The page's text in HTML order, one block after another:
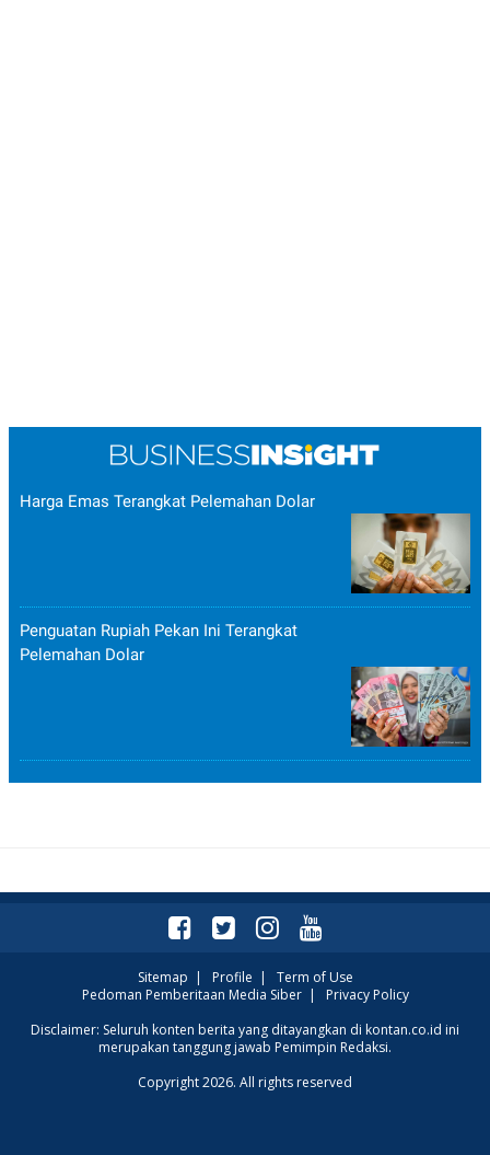
Harga Emas Terangkat Pelemahan Dolar
Penguatan Rupiah Pekan Ini Terangkat
Pelemahan Dolar
Sitemap | Profile | Term of Use
Pedoman Pemberitaan Media Siber| Privacy Policy
Disclaimer: Seluruh konten berita yang ditayangkan di kontan.co.id ini
merupakan tanggung jawab Pemimpin Redaksi.
Copyright 2026. All rights reserved